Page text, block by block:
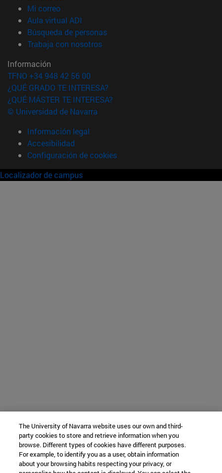
Mi correo(abre en nueva ventana)
Aula virtual ADI
Búsqueda de personas(abre en nueva ventana)
Trabaja con nosotros(abre en nueva ventana)
Información
TFNO +34 948 42 56 00
¿QUÉ GRADO TE INTERESA?
¿QUÉ MÁSTER TE INTERESA?
© Universidad de Navarra
Información legal
Accesibilidad
Configuración de cookies
Localizador de campus
The University of Navarra website uses our own and third-
party cookies to store and retrieve information when you
browse. Different types of cookies have different purposes.
For example, to identify you as a user, obtain information
about your browsing habits respecting your privacy, or